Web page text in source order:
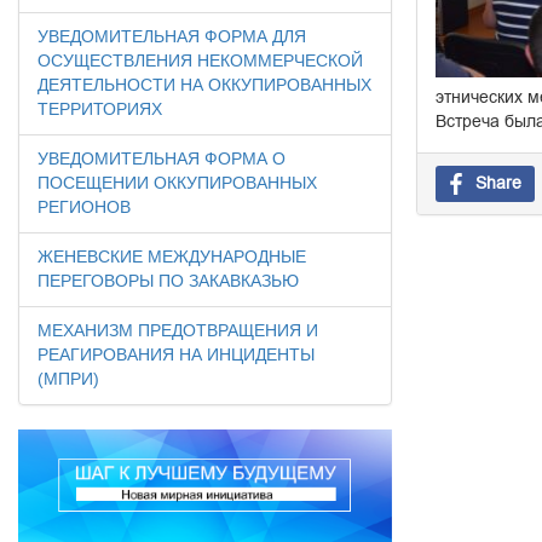
УВЕДОМИТЕЛЬНАЯ ФОРМА ДЛЯ
ОСУЩЕСТВЛЕНИЯ НЕКОММЕРЧЕСКОЙ
ДЕЯТЕЛЬНОСТИ НА ОККУПИРОВАННЫХ
ТЕРРИТОРИЯХ
УВЕДОМИТЕЛЬНАЯ ФОРМА О
ПОСЕЩЕНИИ ОККУПИРОВАННЫХ
РЕГИОНОВ
ЖЕНЕВСКИЕ МЕЖДУНАРОДНЫЕ
ПЕРЕГОВОРЫ ПО ЗАКАВКАЗЬЮ
МЕХАНИЗМ ПРЕДОТВРАЩЕНИЯ И
РЕАГИРОВАНИЯ НА ИНЦИДЕНТЫ
(МПРИ)
этнических
Встреча
Share